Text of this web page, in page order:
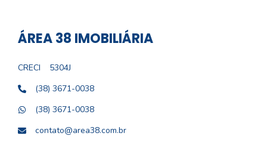
ÁREA 38 IMOBILIÁRIA
CRECI
5304J
(38) 3671-0038
(38) 3671-0038
contato@area38.com.br